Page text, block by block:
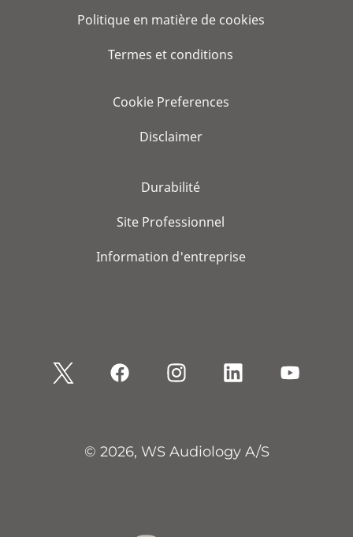
Politique en matière de cookies
Termes et conditions
Cookie Preferences
Disclaimer
Durabilité
Site Professionnel
Information d'entreprise
© 2026, WS Audiology A/S